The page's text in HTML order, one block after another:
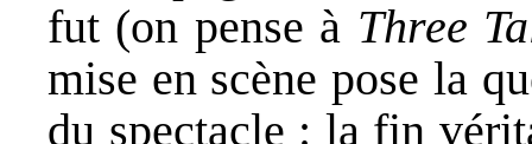
fut (on pense à Three
mise en scène pose la
du spectacle : la fin